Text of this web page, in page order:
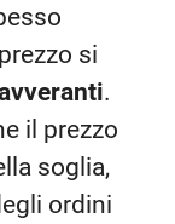
si
.
il prezzo
soglia,
ordini